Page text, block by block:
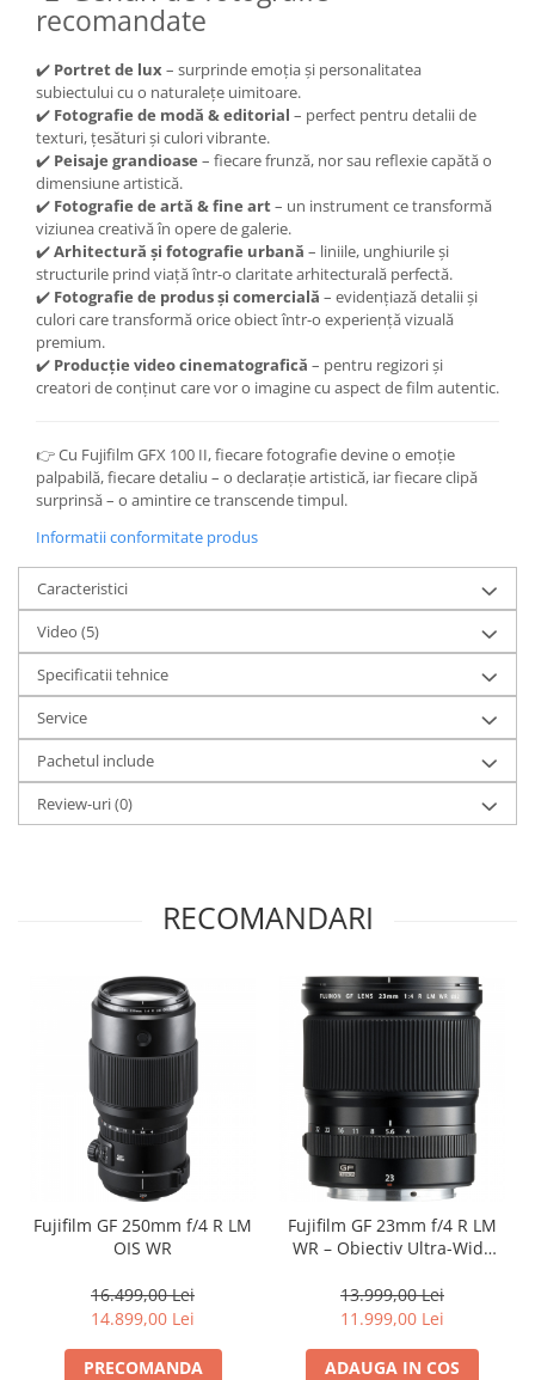
recomandate
✔️ Portret de lux– surprinde emoția și personalitatea
subiectului cu o naturalețe uimitoare.
✔️ Fotografie de modă & editorial – perfect pentru detalii de
texturi, țesături și culori vibrante.
✔️ Peisaje grandioase – fiecare frunză, nor sau reflexie capătă o
dimensiune artistică.
✔️ Fotografie de artă & fine art– un instrument ce transformă
viziunea creativă în opere de galerie.
✔️Arhitectură și fotografie urbană – liniile, unghiurile și
structurile prind viață într-o claritate arhitecturală perfectă.
✔️ Fotografie de produs și comercială – evidențiază detalii și
culori care transformă orice obiect într-o experiență vizuală
premium.
✔️ Producție video cinematografică – pentru regizori și
creatori de conținut care vor o imagine cu aspect de film autentic.
👉 Cu Fujifilm GFX 100 II, fiecare fotografie devine o emoție
palpabilă, fiecare detaliu – o declarație artistică, iar fiecare clipă
surprinsă – o amintire ce transcende timpul.
Informatii conformitate produs
Caracteristici
Video (5)
Specificatii tehnice
Service
Pachetul include
Review-uri(0)
RECOMANDARI
Fujifilm GF 250mm f/4 R LM
OIS WR
16.499,00 Lei
14.899,00 Lei
PRECOMANDA
Fujifilm GF 23mm f/4 R LM
WR – Obiectiv Ultra-Wide
Peisaje, Arhitectură,
Interioare
13.999,00 Lei
11.999,00 Lei
ADAUGA IN COS